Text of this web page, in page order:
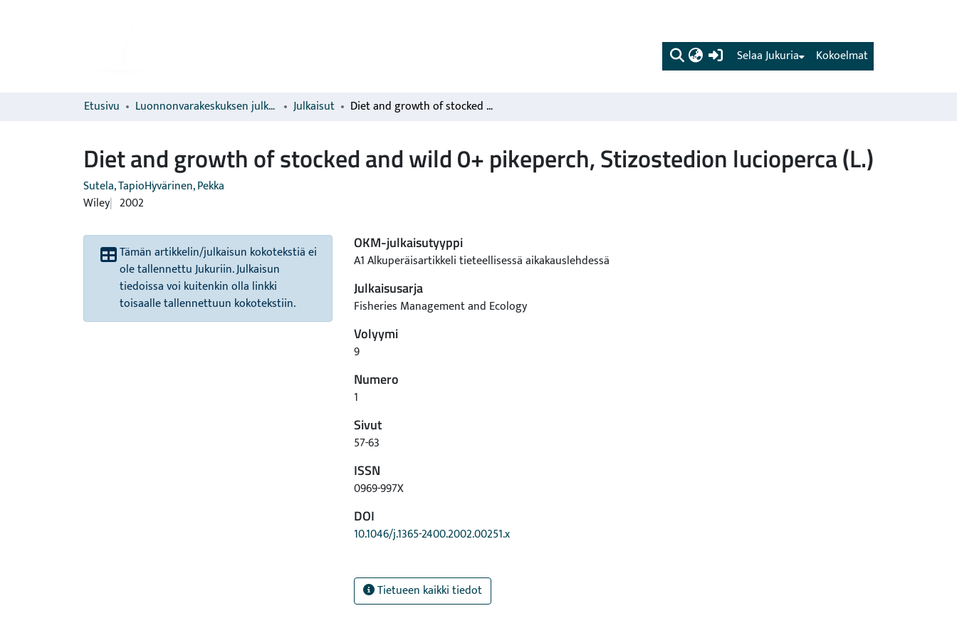
(current) Kokoelmat
Selaa Jukuria
Etusivu Luonnonvarakeskuksen julkaisut Julkaisut Diet and growth of stocked and wild 0+ pikeperch, Stizostedion lucioperca (L.)
Diet and growth of stocked and wild 0+ pikeperch, Stizostedion lucioperca (L.)
Sutela, TapioHyvärinen, Pekka
Wiley 2002
Tämän artikkelin/julkaisun kokotekstiä ei
ole tallennettu Jukuriin. Julkaisun
tiedoissa voi kuitenkin olla linkki
toisaalle tallennettuun kokotekstiin.
OKM-julkaisutyyppi
A1 Alkuperäisartikkeli tieteellisessä aikakauslehdessä
Julkaisusarja
Fisheries Management and Ecology
Volyymi
9
Numero
1
Sivut
57-63
ISSN
0969-997X
DOI
10.1046/j.1365-2400.2002.00251.x
Tietueen kaikki tiedot